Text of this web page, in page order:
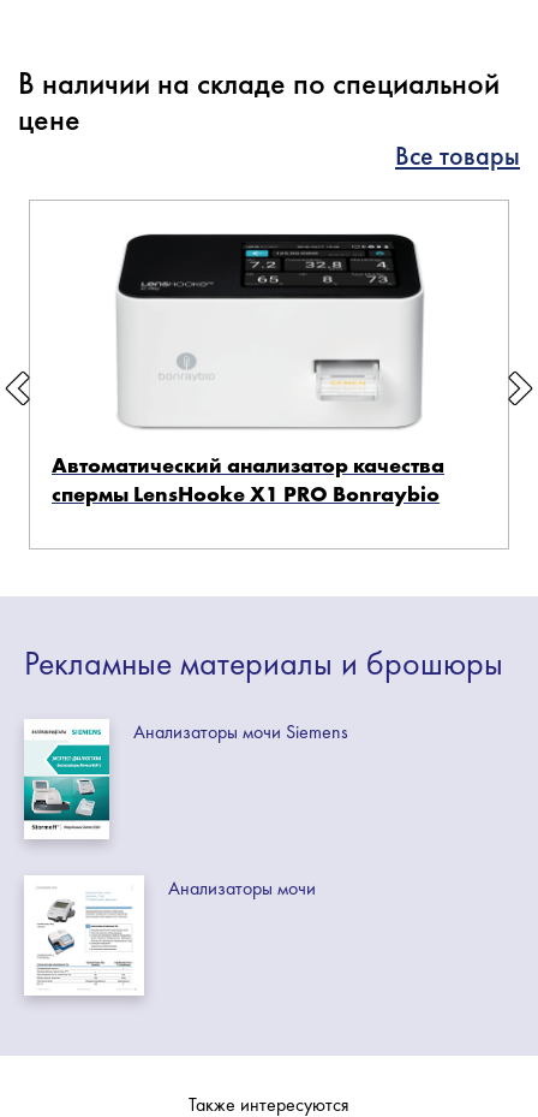
В наличии на складе по специальной
цене
Все товары
Автоматический анализатор качества
спермы LensHooke X1 PRO Bonraybio
Рекламные материалы и брошюры
Анализаторы мочи Siemens
Анализаторы мочи
Также интересуются